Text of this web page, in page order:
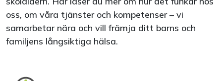
oss, om våra tjänster och kompetenser – vi
samarbetar nära och vill främja ditt barns och
familjens långsiktiga hälsa.